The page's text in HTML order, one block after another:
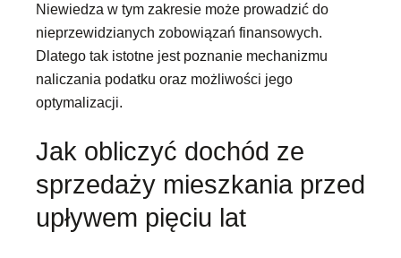
Niewiedza w tym zakresie może prowadzić do
nieprzewidzianych zobowiązań finansowych.
Dlatego tak istotne jest poznanie mechanizmu
naliczania podatku oraz możliwości jego
optymalizacji.
Jak obliczyć dochód ze
sprzedaży mieszkania przed
upływem pięciu lat